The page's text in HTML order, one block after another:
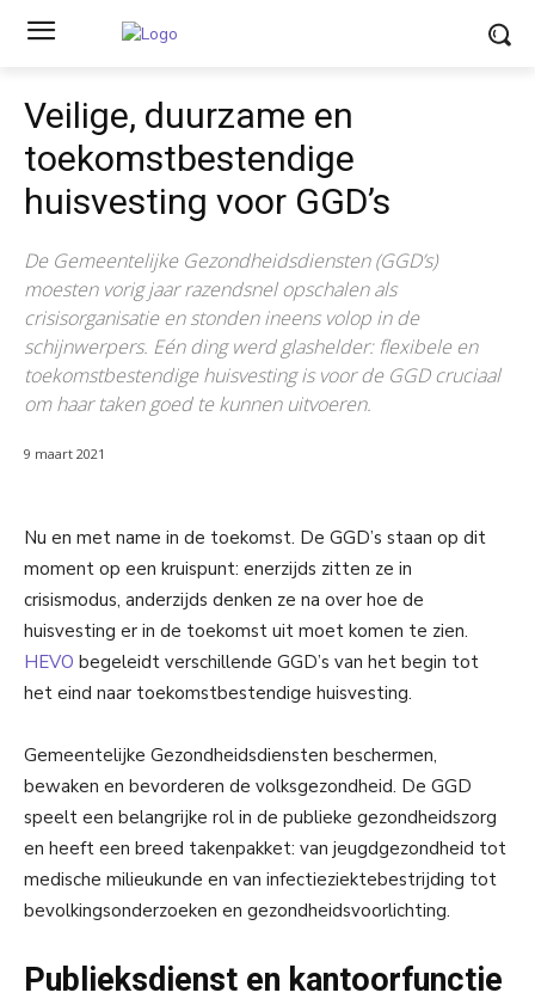
Veilige, duurzame en
toekomstbestendige
huisvesting voor GGD’s
De Gemeentelijke Gezondheidsdiensten (GGD’s)
moesten vorig jaar razendsnel opschalen als
crisisorganisatie en stonden ineens volop in de
schijnwerpers. Eén ding werd glashelder: flexibele en
toekomstbestendige huisvesting is voor de GGD cruciaal
om haar taken goed te kunnen uitvoeren.
9 maart 2021
Nu en met name in de toekomst. De GGD’s staan op dit
moment op een kruispunt: enerzijds zitten ze in
crisismodus, anderzijds denken ze na over hoe de
huisvesting er in de toekomst uit moet komen te zien.
HEVO begeleidt verschillende GGD’s van het begin tot
het eind naar toekomstbestendige huisvesting.
Gemeentelijke Gezondheidsdiensten beschermen,
bewaken en bevorderen de volksgezondheid. De GGD
speelt een belangrijke rol in de publieke gezondheidszorg
en heeft een breed takenpakket: van jeugdgezondheid tot
medische milieukunde en van infectieziektebestrijding tot
bevolkingsonderzoeken en gezondheidsvoorlichting.
Publieksdienst en kantoorfunctie